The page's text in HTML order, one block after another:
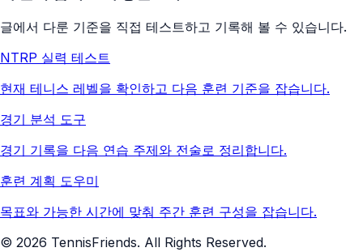
글에서 다룬 기준을 직접 테스트하고 기록해 볼 수 있습니다.
NTRP 실력 테스트
현재 테니스 레벨을 확인하고 다음 훈련 기준을 잡습니다.
경기 분석 도구
경기 기록을 다음 연습 주제와 전술로 정리합니다.
훈련 계획 도우미
목표와 가능한 시간에 맞춰 주간 훈련 구성을 잡습니다.
© 2026 TennisFriends. All Rights Reserved.